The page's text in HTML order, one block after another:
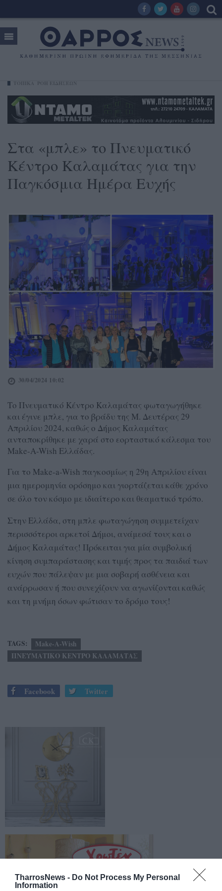
TharrosNews - Do Not Process My Personal
Information
Στα «μπλε» το Πνευματικό
Κέντρο Καλαμάτας για την
Παγκόσμια Ημέρα Ευχής
30/04/2024 10:02
Το Πνευματικό Κέντρο Καλαμάτας φωταγωγήθηκε
και έγινε μπλε, για το βράδυ της Μ. Δευτέρας 29
Απριλίου 2024, καθώς ο Δήμος Καλαμάτας
ανταποκρίθηκε με χαρά στο εορταστικό κάλεσμα του
Make-A-Wish Ελλάδας.
Για το Make-a-Wish παγκοσμίως η 29η Απριλίου είναι
μια ημερομηνία ορόσημο και γιορτάζεται κάθε χρόνο
σε όλο τον κόσμο με ιδιαίτερο και θεαματικό τρόπο.
Στην Ελλάδα, στη μπλε φωταγώγηση συμμετείχαν
περισσότεροι αρκετοί Δήμοι, ανάμεσά τους και ο
Δήμος Καλαμάτας! Πρόκειται για μία συμβολική
κίνηση συμπαράστασης και τιμής προς τα παιδιά των
ευχών που πάλεψαν με μια σοβαρή ασθένεια και
ανάρρωσαν ή που συνεχίζουν να αγωνίζονται καθώς
και τη μνήμη όσων φώτισαν το δρόμο τους!
TAGS:
Make-A-Wish
ΠΝΕΥΜΑΤΙΚΟ ΚΕΝΤΡΟ ΚΑΛΑΜΑΤΑΣ
Facebook Twitter